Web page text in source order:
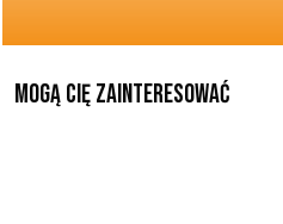
Mogą Cię zainteresować